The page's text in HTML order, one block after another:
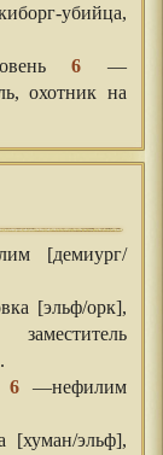
убийца,
6 —
охотник на
[демиург/
[эльф/орк],
6—нефилим
эльф],